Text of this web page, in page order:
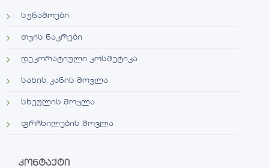
სუნამოები
თვის ნაკრები
დეკორატიული კოსმეტიკა
სახის კანის მოვლა
სხეულის მოვლა
ფრჩხილების მოვლა
კონტაქტი